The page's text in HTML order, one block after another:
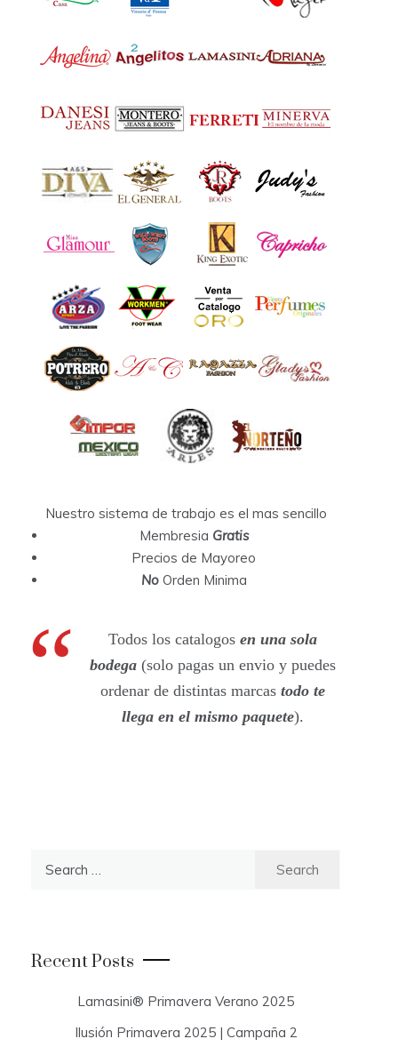
Nuestro sistema de trabajo es el mas sencillo
Membresia Gratis
Precios de Mayoreo
NoOrden Minima
Todos los catalogos en una sola
bodega (solo pagas un envio y puedes
ordenar de distintas marcastodo te
llega en el mismo paquete).
r
Recent Posts
Lamasini® Primavera Verano 2025
Ilusión Primavera 2025 | Campaña 2